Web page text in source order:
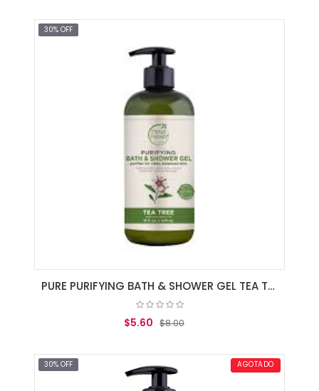
30% OFF
PURE PURIFYING BATH & SHOWER GEL TEA TRE
$5.60 $8.00
AGREGAR AL CARRITO
30% OFF AGOTADO